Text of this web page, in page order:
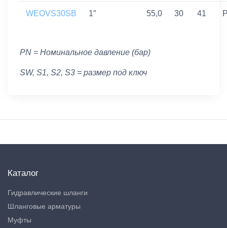
WEOVS30SB 1″ 55,0 30 41
PN = Номинальное давление (бар)
SW, S1, S2, S3 = размер под ключ
Каталог
Гидравлические шланги
Шланговые арматуры
Муфты